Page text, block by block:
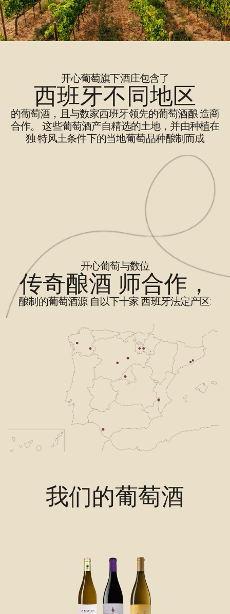
开心葡萄旗下酒庄包含了
西班牙不同地区
的葡萄酒，且与数家西班牙领先的葡萄酒酿 造商
合作。 这些葡萄酒产自精选的土地，并由种植在
独 特风土条件下的当地葡萄品种酿制而成
开心葡萄与数位
传奇酿酒 师合作，
酿制的葡萄酒源 自以下十家 西班牙法定产区:
我们的葡萄酒